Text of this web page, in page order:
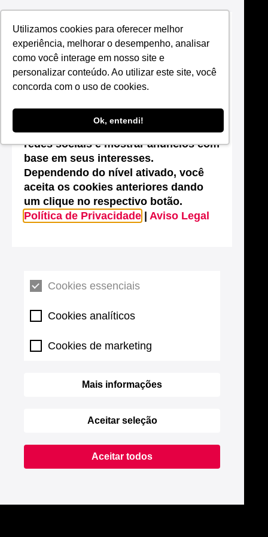
Utilizamos cookies para oferecer melhor
experiência, melhorar o desempenho, analisar
como você interage em nosso site e
personalizar conteúdo. Ao utilizar este site, você
concorda com o uso de cookies.
Ok, entendi!
Suas configurações de cookies neste
site
Este site utiliza cookies que são
essenciais para melhorar o
estatísticas, possibilitar o
compartilhamento de conteúdos nas
redes sociais e mostrar anúncios com
base em seus interesses.
Dependendo do nível ativado, você
aceita os cookies anteriores dando
um clique no respectivo botão.
Política de Privacidade
Aviso Legal
Cookies essenciais
Cookies analíticos
Cookies de marketing
Mais informações
Aceitar seleção
Aceitar todos